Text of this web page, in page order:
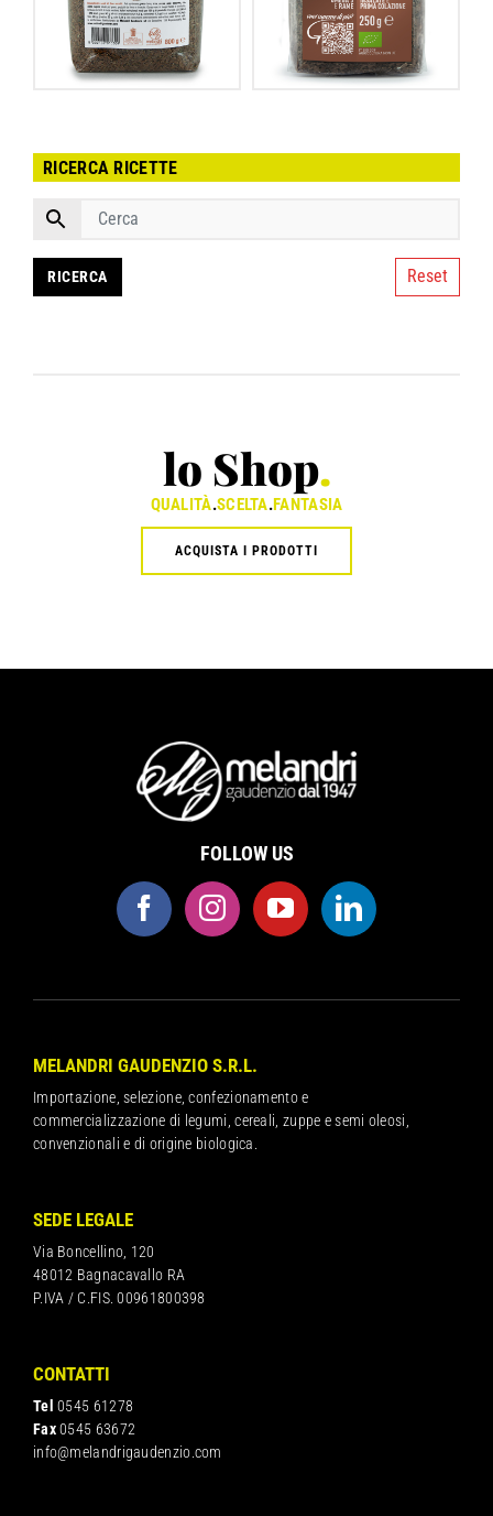
RICERCA RICETTE
Reset
lo Shop.
QUALITÀ.SCELTA.FANTASIA
ACQUISTA I PRODOTTI
FOLLOW US
MELANDRI GAUDENZIO S.R.L.
Importazione, selezione, confezionamento e
commercializzazione di legumi, cereali, zuppe e semi oleosi,
convenzionali e di origine biologica.
SEDE LEGALE
Via Boncellino, 120
48012 Bagnacavallo RA
P.IVA / C.FIS. 00961800398
CONTATTI
Tel 0545 61278
Fax0545 63672
info@melandrigaudenzio.com